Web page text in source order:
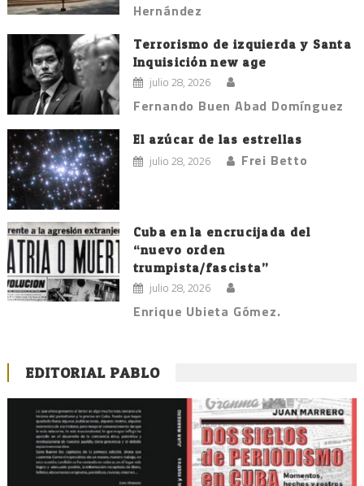
Hernández
Terrorismo de izquierda y Santa
Inquisición new age
julio 28, 2026
Fernando Buen Abad Domínguez
El azúcar de las estrellas
julio 28, 2026 Frei Betto
Cuba en la encrucijada del
“nuevo orden
trumpista/fascista”
julio 28, 2026
Enrique Ubieta Gómez.
EDITORIAL PABLO